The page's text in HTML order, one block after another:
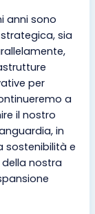
anni sono
sia
per
a
il nostro
in
sostenibilità e
nostra